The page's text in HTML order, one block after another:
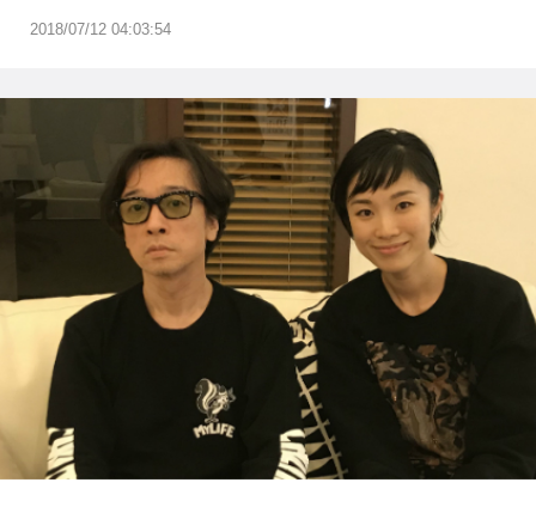
2018/07/12 04:03:54